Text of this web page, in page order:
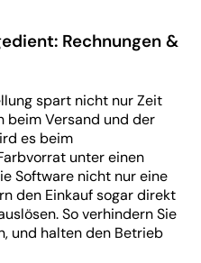
Rechnungen &
spart nicht nur Zeit
beim Versand und der
es beim
unter einen
Software nicht nur eine
den Einkauf sogar direkt
So verhindern Sie
und halten den Betrieb